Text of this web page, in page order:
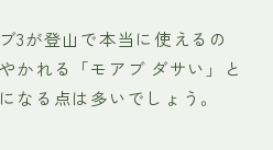
3が登山で本当に使えるの
かれる「モアブ ダサい」と
なる点は多いでしょう。